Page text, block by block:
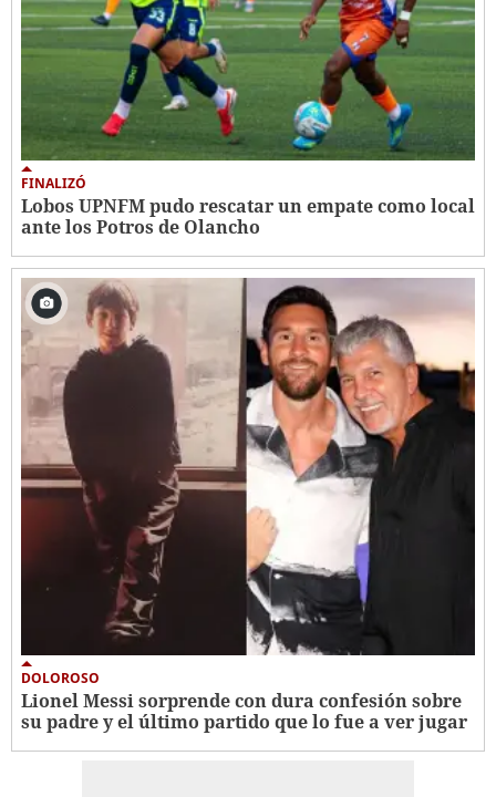
FINALIZÓ
Lobos UPNFM pudo rescatar un empate como local
ante los Potros de Olancho
DOLOROSO
Lionel Messi sorprende con dura confesión sobre
su padre y el último partido que lo fue a ver jugar